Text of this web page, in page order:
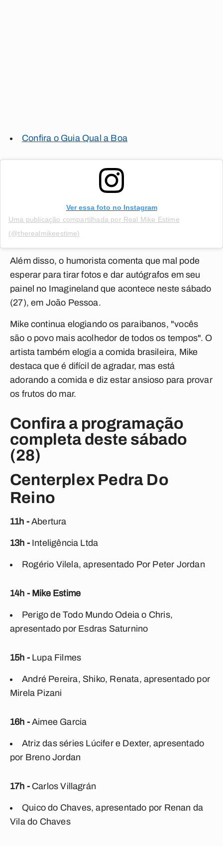
Confira o Guia Qual a Boa
Ver essa foto no Instagram
Uma publicação compartilhada por Real Mike Estime
(@therealmikeestime)
Além disso, o humorista comenta que mal pode
esperar para tirar fotos e dar autógrafos em seu
painel no Imagineland que acontece neste sábado
(27), em João Pessoa.
Mike continua elogiando os paraibanos, "vocês
são o povo mais acolhedor de todos os tempos". O
artista também elogia a comida brasileira, Mike
destaca que é difícil de agradar, mas está
adorando a comida e diz estar ansioso para provar
os frutos do mar.
Confira a programação
completa deste sábado
(28)
Centerplex Pedra Do
Reino
11h -Abertura
13h - Inteligência Ltda
Rogério Vilela, apresentado Por Peter Jordan
14h - Mike Estime
Perigo de Todo Mundo Odeia o Chris,
apresentado por Esdras Saturnino
15h -Lupa Filmes
André Pereira, Shiko, Renata, apresentado por
Mirela Pizani
16h -Aimee Garcia
Atriz das séries Lúcifer e Dexter, apresentado
por Breno Jordan
17h -Carlos Villagrán
Quico do Chaves, apresentado por Renan da
Vila do Chaves